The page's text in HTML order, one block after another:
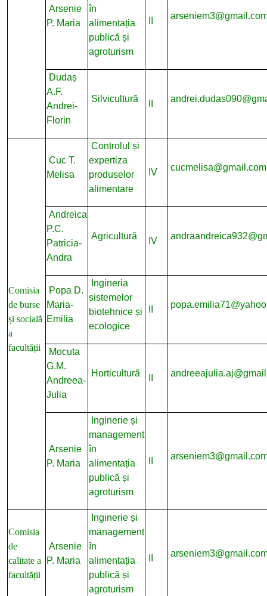
Arsenie
P. Maria
în
alimentația
publică și
agroturism
Dudaș
A.F.
Andrei-
Florin
Silvicultură
Comisia
de burse
și socială
a
facultății
Cuc T.
Melisa
Controlul și
expertiza
produselor
alimentare
IV cucmelisa@gmail.com
Andreica
P.C.
Patricia-
Andra
Agricultură IV
Popa D.
Maria-
Emilia
Ingineria
sistemelor
biotehnice și
ecologice
Mocuta
G.M.
Andreea-
Julia
Horticultură
Arsenie
P. Maria
Inginerie și
management
în
alimentația
publică și
agroturism
Comisia
de
calitate a
facultății
Arsenie
P. Maria
Inginerie și
management
în
alimentația
publică și
agroturism